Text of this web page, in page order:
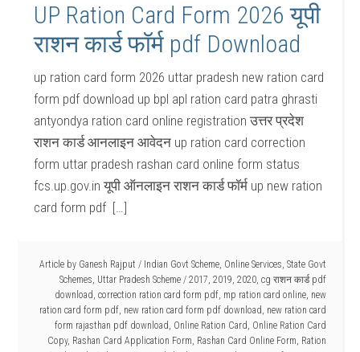
UP Ration Card Form 2026 यूपी
राशन कार्ड फॉर्म pdf Download
up ration card form 2026 uttar pradesh new ration card
form pdf download up bpl apl ration card patra ghrasti
antyondya ration card online registration उत्तर प्रदेश
राशन कार्ड आनलाइन आवेदन up ration card correction
form uttar pradesh rashan card online form status
fcs.up.gov.in यूपी ऑनलाइन राशन कार्ड फॉर्म up new ration
card form pdf […]
Article by Ganesh Rajput / Indian Govt Scheme, Online Services, State Govt
Schemes, Uttar Pradesh Scheme / 2017, 2019, 2020, cg राशन कार्ड pdf
download, correction ration card form pdf, mp ration card online, new
ration card form pdf, new ration card form pdf download, new ration card
form rajasthan pdf download, Online Ration Card, Online Ration Card
Copy, Rashan Card Application Form, Rashan Card Online Form, Ration